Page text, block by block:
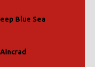
Blue Sea